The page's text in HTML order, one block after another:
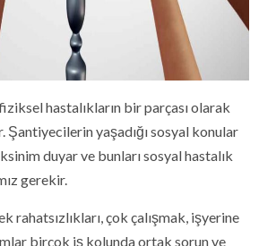
hastalıkların bir parçası olarak
Şantiyecilerin yaşadığı sosyal konular
duyar ve bunları sosyal hastalık
gerekir.
rahatsızlıkları, çok çalışmak, işyerine
birçok iş kolunda ortak sorun ve